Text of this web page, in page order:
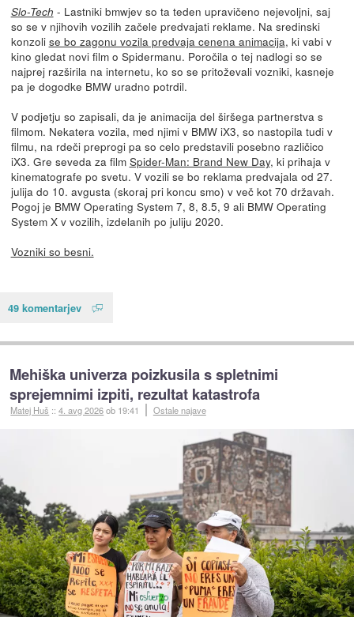
Slo-Tech - Lastniki bmwjev so ta teden upravičeno nejevoljni, saj
so se v njihovih vozilih začele predvajati reklame. Na sredinski
konzoli se bo zagonu vozila predvaja cenena animacija, ki vabi v
kino gledat novi film o Spidermanu. Poročila o tej nadlogi so se
najprej razširila na internetu, ko so se pritoževali vozniki, kasneje
pa je dogodke BMW uradno potrdil.
V podjetju so zapisali, da je animacija del širšega partnerstva s
filmom. Nekatera vozila, med njimi v BMW iX3, so nastopila tudi v
filmu, na rdeči preprogi pa so celo predstavili posebno različico
iX3. Gre seveda za film Spider-Man: Brand New Day, ki prihaja v
kinematografe po svetu. V vozili se bo reklama predvajala od 27.
julija do 10. avgusta (skoraj pri koncu smo) v več kot 70 državah.
Pogoj je BMW Operating System 7, 8, 8.5, 9 ali BMW Operating
System X v vozilih, izdelanih po juliju 2020.
Vozniki so besni.
49 komentarjev
Mehiška univerza poizkusila s spletnimi
sprejemnimi izpiti, rezultat katastrofa
Matej Huš ::4. avg 2026ob 19:41 Ostale najave